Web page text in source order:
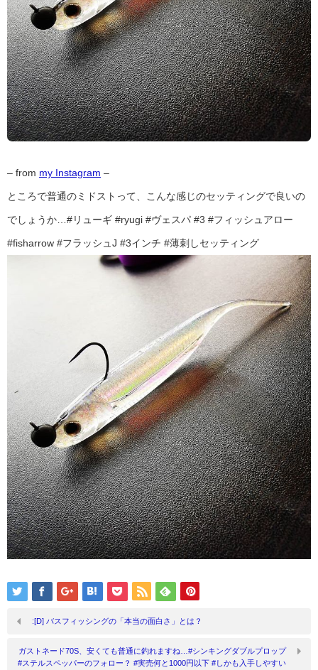
– from my Instagram –
ところで普通のミドストって、こんな感じのセッティングで良いの
でしょうか…#リューギ #ryugi #ヴェスパ #3 #フィッシュアロー
#fisharrow #フラッシュJ #3インチ #薄刺しセッティング
:[D] バスフィッシングの「本当の面白さ」とは？
ガストネード70S、安くても普通に釣れますね…#シンキングダブルプロップ
#ステルスペッパーのフォロー？ #実売何と1000円以下 #しかも入手しやすい